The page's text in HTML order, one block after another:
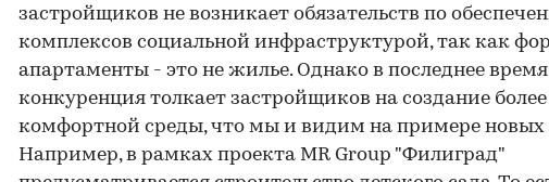
застройщиков не возникает обязательств по
комплексов социальной инфраструктурой, так как
апартаменты - это не жилье. Однако в последнее
конкуренция толкает застройщиков на создание более
комфортной среды, что мы и видим на примере новых
Например, в рамках проекта MR Group "Филиград"